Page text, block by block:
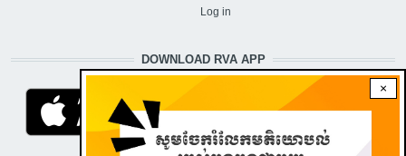
×
Log in
DOWNLOAD RVA APP